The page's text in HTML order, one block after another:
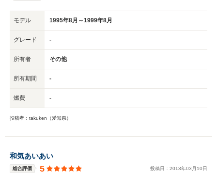
モデル 1995年8月～1999年8月
グレード -
所有者 その他
所有期間 -
燃費 -
投稿者：takuken（愛知県）
和気あいあい
総合評価 5 投稿日： 2013年03 月 10日